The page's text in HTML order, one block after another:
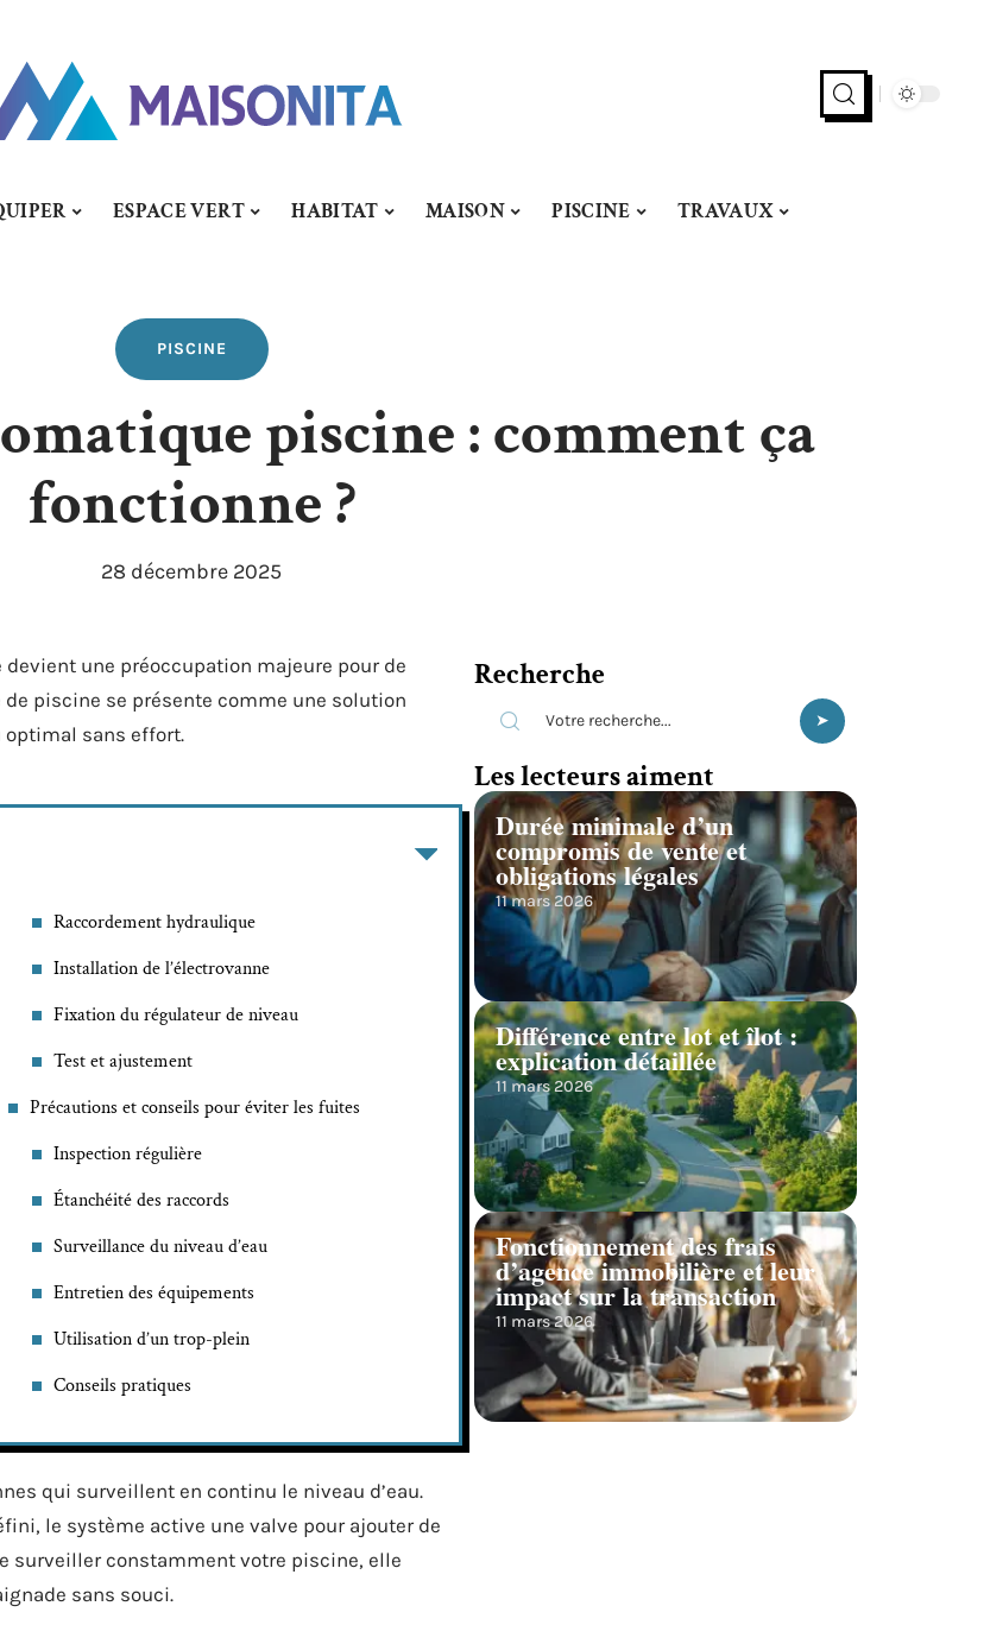
ESPACE VERT HABITAT MAISON PISCINE TRAVAUX
PISCINE
piscine : comment ça
fonctionne ?
28 décembre 2025
devient une préoccupation majeure pour de
piscine se présente comme une solution
optimal sans effort.
Raccordement hydraulique
Installation de l’électrovanne
Fixation du régulateur de niveau
Test et ajustement
Précautions et conseils pour éviter les fuites
Inspection régulière
Étanchéité des raccords
Surveillance du niveau d’eau
Entretien des équipements
Utilisation d’un trop-plein
Conseils pratiques
qui surveillent en continu le niveau d’eau.
le système active une valve pour ajouter de
surveiller constamment votre piscine, elle
sans souci.
Recherche
Les lecteurs aiment
Durée minimale d’un
compromis de vente et
obligations légales
11 mars 2026
Différence entre lot et îlot :
explication détaillée
11 mars 2026
Fonctionnement des frais
d’agence immobilière et leur
impact sur la transaction
11 mars 2026